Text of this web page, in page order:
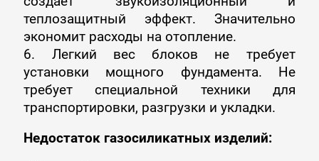
теплозащитный эффект. Значительно
экономит расходы на отопление.
6. Легкий вес блоков не требует
установки мощного фундамента. Не
требует специальной техники для
транспортировки, разгрузки и укладки.
Недостаток газосиликатных изделий: